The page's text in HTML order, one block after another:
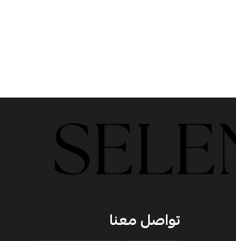
تواصل معنا